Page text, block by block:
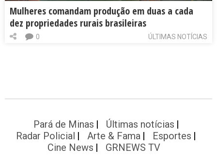
Mulheres comandam produção em duas a cada
dez propriedades rurais brasileiras
ÚLTIMAS NOTÍCIAS
0
Pará de Minas
Últimas notícias
Radar Policial
Arte & Fama
Esportes
Cine News
GRNEWS TV